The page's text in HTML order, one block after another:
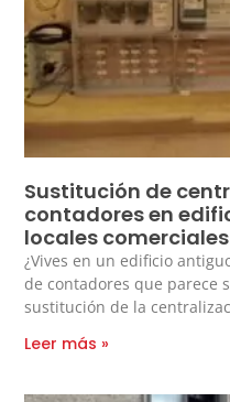
Sustitución de
contadores en
locales comerciales
¿Vives en un edificio
de contadores que parece
sustitución de la
Leer más »